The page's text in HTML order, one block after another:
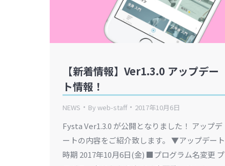
【新着情報】Ver1.3.0 アップデー
ト情報！
NEWS Byweb-staff 2017年10月6日
Fysta Ver1.3.0 が公開となりました！ アップデ
ートの内容をご紹介致します。 ▼アップデート
時期 2017年10月6日(金) ■プログラム名変更 プ